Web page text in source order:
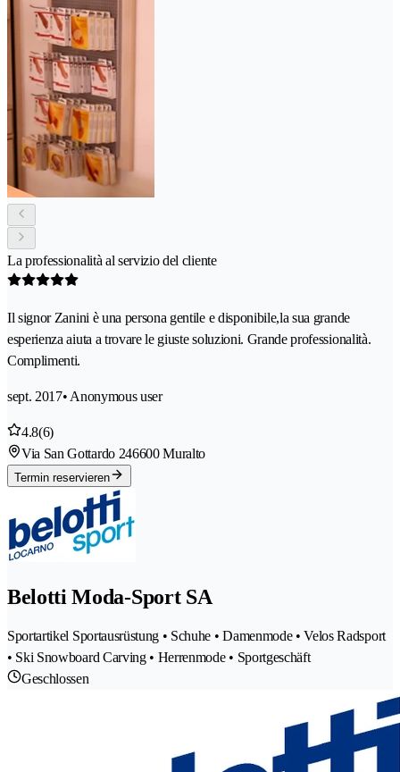
La professionalità al servizio del cliente
Il signor Zanini è una persona gentile e disponibile,la sua grande
esperienza aiuta a trovare le giuste soluzioni. Grande professionalità.
Complimenti.
sept. 2017• Anonymous user
4.8(6)
Via San Gottardo 246600 Muralto
Termin reservieren
Belotti Moda-Sport SA
Sportartikel Sportausrüstung • Schuhe • Damenmode • Velos Radsport
• Ski Snowboard Carving • Herrenmode • Sportgeschäft
Geschlossen